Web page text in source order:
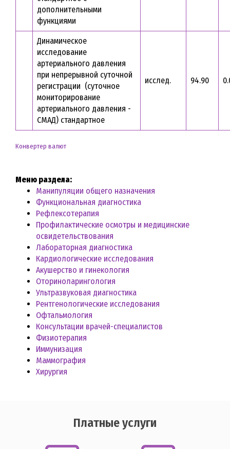
дополнительными
функциями
Динамическое
исследование
артериального давления
при непрерывной суточной
регистрации (суточное
мониторирование
артериального давления -
СМАД) стандартное
исслед. 94.90
Конвертер валют
Меню раздела:
Манипуляции общего назначения
Функциональная диагностика
Рефлексотерапия
Профилактические осмотры и медицинские
освидетельствования
Лабораторная диагностика
Кардиологические исследования
Акушерство и гинекология
Оториноларингология
Ультразвуковая диагностика
Рентгенологические исследования
Офтальмология
Консультации врачей-специалистов
Физиотерапия
Иммунизация
Маммография
Хирургия
Платные услуги